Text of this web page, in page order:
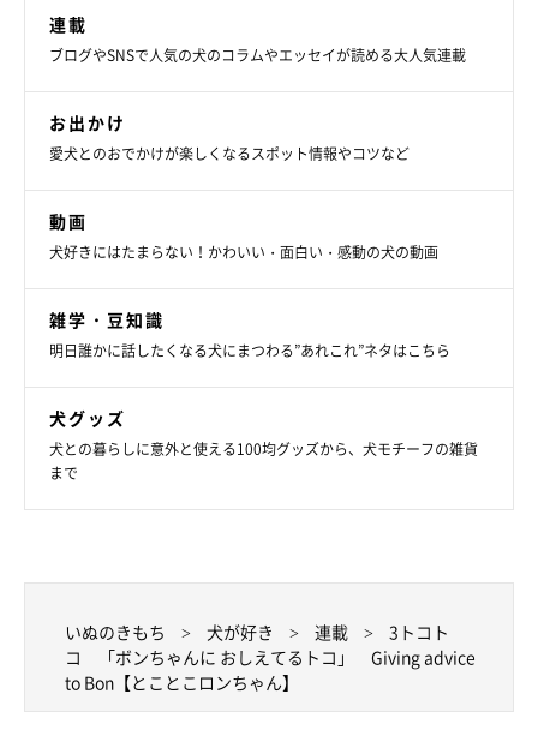
連載
ブログやSNSで人気の犬のコラムやエッセイが読める大人気連載
お出かけ
愛犬とのおでかけが楽しくなるスポット情報やコツなど
動画
犬好きにはたまらない！かわいい・面白い・感動の犬の動画
雑学・豆知識
明日誰かに話したくなる犬にまつわる”あれこれ”ネタはこちら
犬グッズ
犬との暮らしに意外と使える100均グッズから、犬モチーフの雑貨
まで
いぬのきもち 犬が好き 連載
3トコト
コ 「ボンちゃんに おしえてるトコ」 Giving advice
to Bon【とことこロンちゃん】